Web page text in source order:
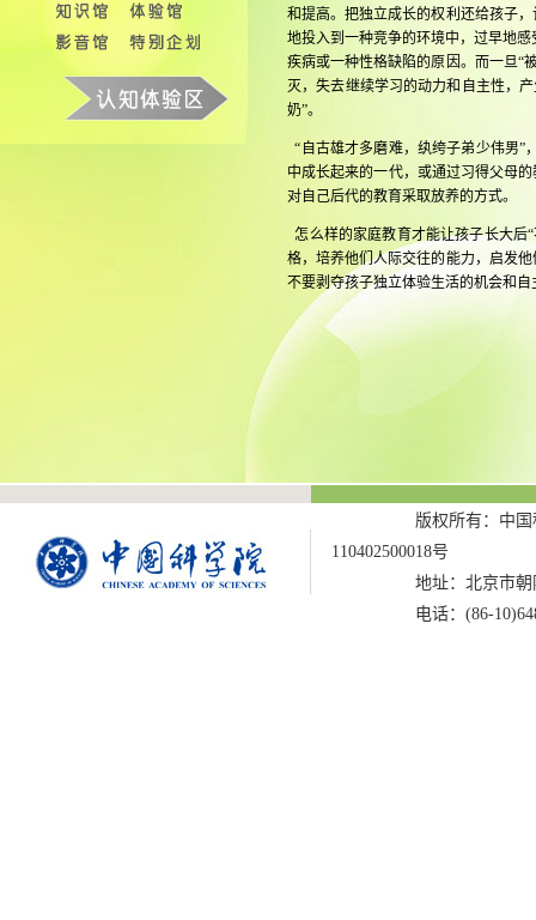
和提高。把独立成长的权利还给孩子
地投入到一种竞争的环境中，过早地
疾病或一种性格缺陷的原因。而一旦“
灭，失去继续学习的动力和自主性，
奶”。
“自古雄才多磨难，纨绔子弟少伟男”
中成长起来的一代，或通过习得父母
对自己后代的教育采取放养的方式。
怎么样的家庭教育才能让孩子长大后
格，培养他们人际交往的能力，启发
不要剥夺孩子独立体验生活的机会和自
版权所有：中
110402500018号
地址：北京市
电话：(86-